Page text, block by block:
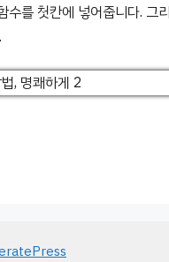
를 첫칸에 넣어줍니다. 그